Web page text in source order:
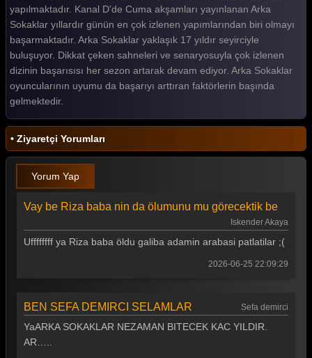
Arka Sokaklar 489. Bölüm
Arka Sokaklar 488. Bölüm
Arka Sokaklar 487. Bölüm
Arka Sokaklar 486. Bölüm
Arka Sokaklar 485. Bölüm
Arka Sokaklar 484. Bölüm
Arka Sokaklar 483. Bölüm
Arka Sokaklar 482. Bölüm
Arka Sokaklar 481. Bölüm
Arka Sokaklar 480. Bölüm
Arka Sokaklar 477. Bölüm
Arka Sokaklar 476. Bölüm
yapılmaktadır. Kanal D'de Cuma akşamları yayınlanan Arka
Sokaklar yıllardır günün en çok izlenen yapımlarından biri olmayı
başarmaktadır. Arka Sokaklar yaklaşık 17 yıldır seyirciyle
buluşuyor. Dikkat çeken sahneleri ve senaryosuyla çok izlenen
dizinin başarısısı her sezon artarak devam ediyor. Arka Sokaklar
oyuncularının uyumu da başarıyı arttıran faktörlerin başında
gelmektedir.
• Ziyaretçi Yorumları
Yorum Yap
Vay be Riza baba nin da ölumunu mu görecektik be
Iskender Akaya
Uffffffff ya Riza baba öldu galiba adamin arabasi patlatilar ;(
2026-06-25 22:09:29
BEN SEFA DEMIRCI SELAMLAR Sefa demirci
YaARKA SOKAKLAR NEZAMAN BITECEK KAC YILDIR.
AR…..